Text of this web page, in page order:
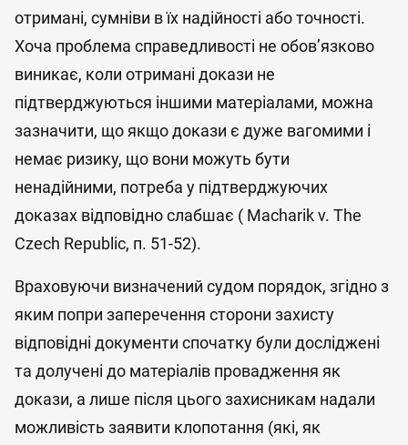
отримані, сумніви в їх надійності або точності.
Хоча проблема справедливості не обов’язково
виникає, коли отримані докази не
підтверджуються іншими матеріалами, можна
зазначити, що якщо докази є дуже вагомими і
немає ризику, що вони можуть бути
ненадійними, потреба у підтверджуючих
доказах відповідно слабшає ( Macharik v. The
Czech Republic, п. 51-52).
Враховуючи визначений судом порядок, згідно з
яким попри заперечення сторони захисту
відповідні документи спочатку були досліджені
та долучені до матеріалів провадження як
докази, а лише після цього захисникам надали
можливість заявити клопотання (які, як